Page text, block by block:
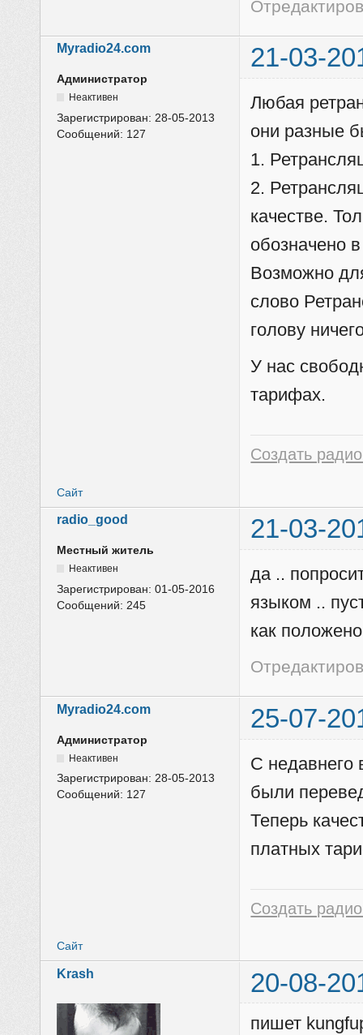
Myradio24.com 21-03-
Администратор
Неактивен
Зарегистрирован: 28-05-2013
Сообщений: 127
Любая
они разные
1.
2.
качестве.
обозначено
Возможно
слово
голову
У нас
тарифах.
Создать
Сайт
radio_good 21-03-
Местный житель
Неактивен
Зарегистрирован:01-05-2016
Сообщений: 245
да ..
языком ..
как
Myradio24.com 25-07-
Администратор
Неактивен
Зарегистрирован:28-05-2013
Сообщений: 127
С недавнего
были
Теперь
платных
Создать
Сайт
Krash 20-08-
пишет